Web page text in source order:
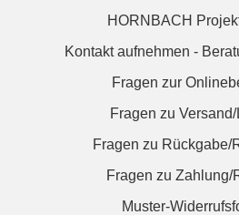
HORNBACH
Kontakt aufnehmen -
Fragen zur
Fragen zu
Fragen zu Rückgabe/
Fragen zu Zahlung/
Muster-